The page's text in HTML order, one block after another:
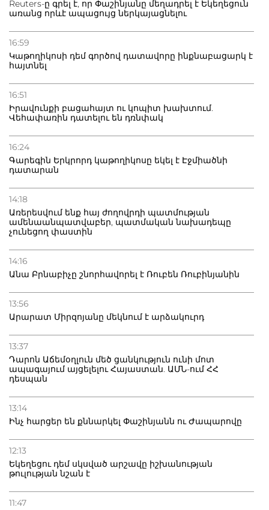
Reuters-ը գրել է, որ Փաշինյանը մեղադրել է Եկեղեցուն
առանց որևէ ապացույց ներկայացնելու
16:59
Կաթողիկոսի դեմ գործով դատավորը ինքնաբացարկ է
հայտնել
16:51
Իրավունքի բացահայտ ու կոպիտ խախտում.
Վեհափառին դատելու են դռնփակ
16:24
Գարեգին Երկրորդ կաթողիկոսը եկել է Էջմիածնի
դատարան
14:18
Առերեսվում ենք հայ ժողովրդի պատմության
ամենաանպատվաբեր, պատմական նախադեպը
չունեցող փաստին
14:16
Անա Բրնաբիչը շնորհավորել է Ռուբեն Ռուբինյանին
13:56
Արարատ Միրզոյանը մեկնում է արձակուրդ
13:37
Դարոն Աճեմօղլուն մեծ ցանկություն ունի մոտ
ապագայում այցելելու Հայաստան. ԱՄՆ-ում ՀՀ
դեսպան
13:14
Ինչ հարցեր են քննարկել Փաշինյանն ու Ժապարովը
12:13
Եկեղեցու դեմ սկսված արշավը իշխանության
թուլության նշան է
11:47